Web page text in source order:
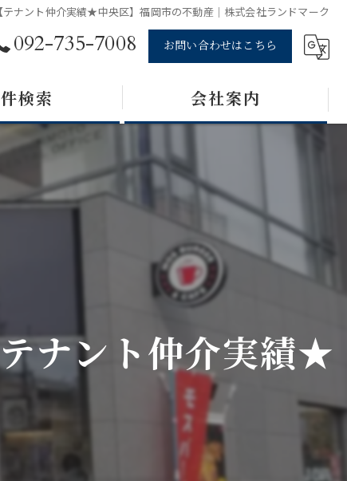
【テナント仲介実績★中央区】福岡市の不動産｜株式会社ランドマーク
092-735-7008 お問い合わせはこちら
検索 会社案内
ナント仲介実績★